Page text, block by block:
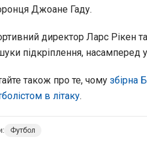
Джоане Гаду.
директор Ларс Рікен
підкріплення, насамперед
також про те, чому збірна
в літаку.
Футбол